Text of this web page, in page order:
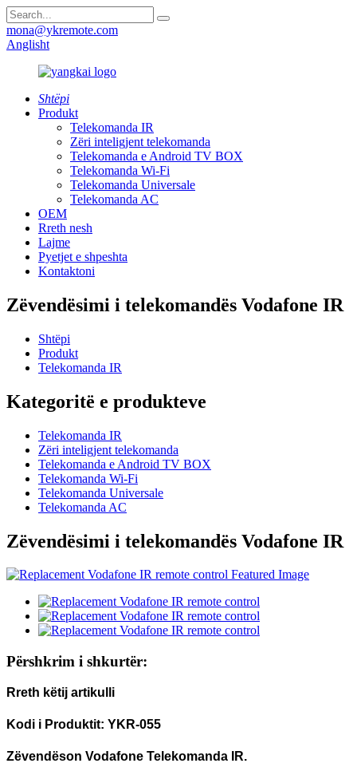
mona@ykremote.com
Anglisht
Shtëpi
Produkt
Telekomanda IR
Zëri inteligjent telekomanda
Telekomanda e Android TV BOX
Telekomanda Wi-Fi
Telekomanda Universale
Telekomanda AC
OEM
Rreth nesh
Lajme
Pyetjet e shpeshta
Kontaktoni
Zëvendësimi i telekomandës Vodafone IR
Shtëpi
Produkt
Telekomanda IR
Kategoritë e produkteve
Telekomanda IR
Zëri inteligjent telekomanda
Telekomanda e Android TV BOX
Telekomanda Wi-Fi
Telekomanda Universale
Telekomanda AC
Zëvendësimi i telekomandës Vodafone IR
Përshkrim i shkurtër:
Rreth këtij artikulli
Kodi i Produktit: YKR-055
Zëvendëson Vodafone Telekomanda IR.